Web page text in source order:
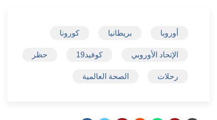
أوروبا بريطانيا كورونا
الإتحاد الأوروبي كوفيد19 حظر
رحلات الصحة العالمية